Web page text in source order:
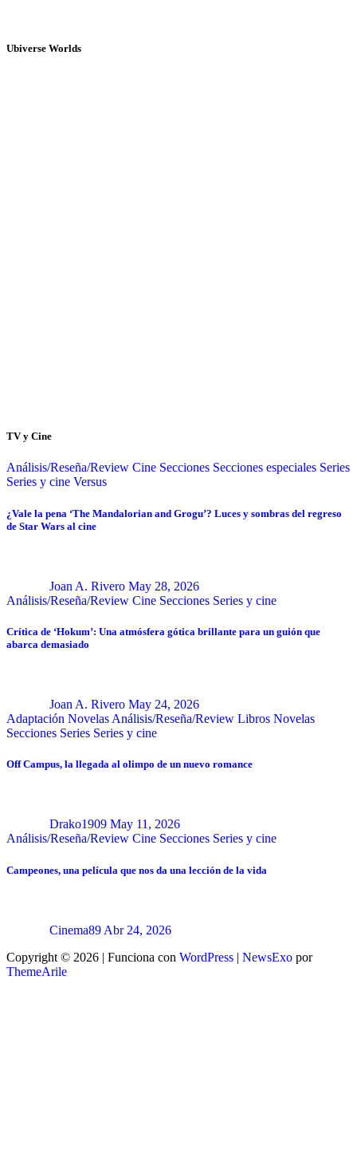
Ubiverse Worlds
TV y Cine
Análisis/Reseña/Review Cine Secciones Secciones especiales Series
Series y cine Versus
¿Vale la pena ‘The Mandalorian and Grogu’? Luces y sombras del regreso
de Star Wars al cine
Joan A. Rivero May 28, 2026
Análisis/Reseña/Review Cine Secciones Series y cine
Crítica de ‘Hokum’: Una atmósfera gótica brillante para un guión que
abarca demasiado
Joan A. Rivero May 24, 2026
Adaptación Novelas Análisis/Reseña/Review Libros Novelas
Secciones Series Series y cine
Off Campus, la llegada al olimpo de un nuevo romance
Drako1909 May 11, 2026
Análisis/Reseña/Review Cine Secciones Series y cine
Campeones, una película que nos da una lección de la vida
Cinema89 Abr 24, 2026
Copyright © 2026 | Funciona con WordPress | NewsExo por
ThemeArile